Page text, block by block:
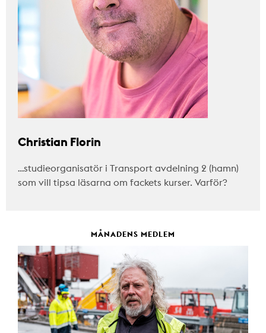
Christian Florin
…studieorganisatör i Transport avdelning 2 (hamn)
som vill tipsa läsarna om fackets kurser. Varför?
MÅNADENS MEDLEM